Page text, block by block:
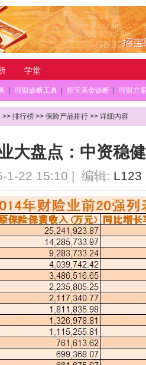
学堂
理财诊断工具 招宝基金诊断 理财方
>> 排行榜 >> 保险产品排行 >> 详细内容
大盘点：中资稳
1-22 15:10 | 编辑: L123